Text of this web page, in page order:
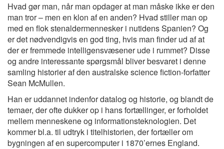
Hvad gør man, når man opdager at man måske ikke er den
man tror – men en klon af en anden? Hvad stiller man op
med en flok stenaldermennesker i nutidens Spanien? Og
er det nødvendigvis en god ting, hvis man finder ud af at
der er fremmede intelligensvæsener ude i rummet? Disse
og andre interessante spørgsmål bliver besvaret i denne
samling historier af den australske science fiction-forfatter
Sean McMullen.
Han er uddannet indenfor datalog og historie, og blandt de
temaer, der ofte dukker op i hans fortællinger, er forholdet
mellem menneskene og informationsteknologien. Det
kommer bl.a. til udtryk i titelhistorien, der fortæller om
bygningen af en supercomputer i 1870’ernes England.